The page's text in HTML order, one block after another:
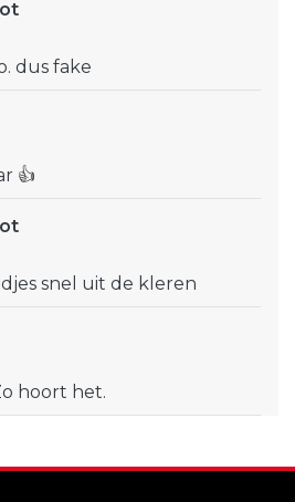
dus fake
👍
snel uit de kleren
hoort het.